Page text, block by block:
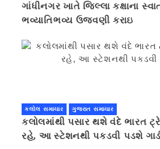
ગાંધીનગર ખાતે જિલ્લા કક્ષાના
ભવ્યાતિભવ્ય ઉજવણી કરાઇ
કલોલ સમાચાર ગુજરાત સમાચાર
કલોલમાંથી પસાર થશે વંદે ભારત
રહે, આ સ્ટેશનથી પકડવી પડશે